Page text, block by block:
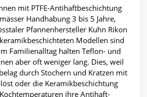
mit PTFE-Antihaftbeschichtung
Handhabung 3 bis 5 Jahre,
Pfannenhersteller Kuhn Rikon
Modellen sind
Familienalltag halten Teflon- und
aber oft weniger lang. Dies, weil
durch Stochern und Kratzen mit
oder die Keramikbeschichtung
ihre Antihaft-